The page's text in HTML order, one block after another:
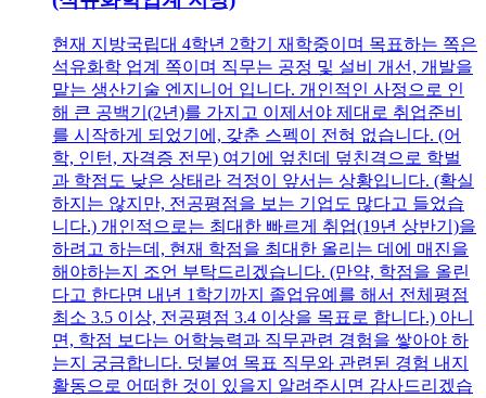
현재 지방국립대 4학년 2학기 재학중이며 목표하는 쪽은
석유화학 업계 쪽이며 직무는 공정 및 설비 개선, 개발을
맡는 생산기술 엔지니어 입니다. 개인적인 사정으로 인
해 큰 공백기(2년)를 가지고 이제서야 제대로 취업준비
를 시작하게 되었기에, 갖춘 스펙이 전혀 없습니다. (어
학, 인턴, 자격증 전무) 여기에 엎친데 덮친격으로 학벌
과 학점도 낮은 상태라 걱정이 앞서는 상황입니다. (확실
하지는 않지만, 전공평점을 보는 기업도 많다고 들었습
니다.) 개인적으로는 최대한 빠르게 취업(19년 상반기)을
하려고 하는데, 현재 학점을 최대한 올리는 데에 매진을
해야하는지 조언 부탁드리겠습니다. (만약, 학점을 올린
다고 한다면 내년 1학기까지 졸업유예를 해서 전체평점
최소 3.5 이상, 전공평점 3.4 이상을 목표로 합니다.) 아니
면, 학점 보다는 어학능력과 직무관련 경험을 쌓아야 하
는지 궁금합니다. 덧붙여 목표 직무와 관련된 경험 내지
활동으로 어떠한 것이 있을지 알려주시면 감사드리겠습